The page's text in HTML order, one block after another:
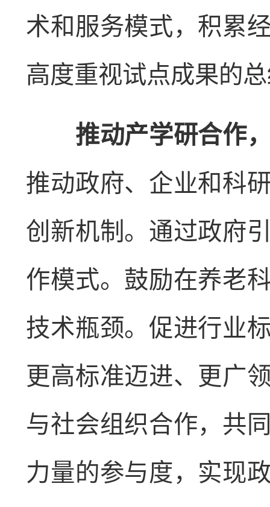
术和服务模式，积累
高度重视试点成果的
推动产学研合作，
推动政府、企业和科
创新机制。通过政府
作模式。鼓励在养老
技术瓶颈。促进行业
更高标准迈进、更广
与社会组织合作，共
力量的参与度，实现